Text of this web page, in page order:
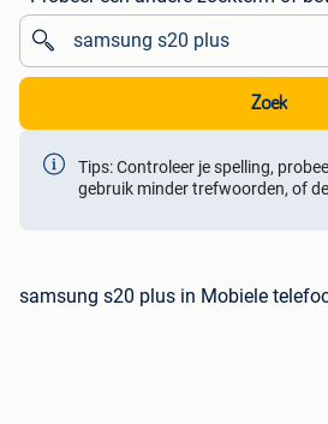
Zoek
Tips: Controleer je spelling,
gebruik minder trefwoorden, of
samsung s20 plus in Mobiele